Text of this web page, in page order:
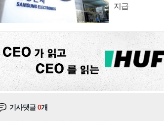
지급
기사댓글0개